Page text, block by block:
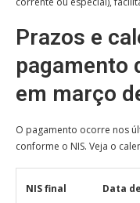
Prazos e
pagamento
em março
O pagamento ocorre nos
conforme o NIS. Veja o
NIS final Data